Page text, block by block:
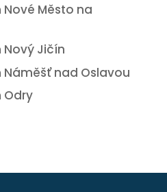
Město na
Jičín
nad Oslavou
Odry